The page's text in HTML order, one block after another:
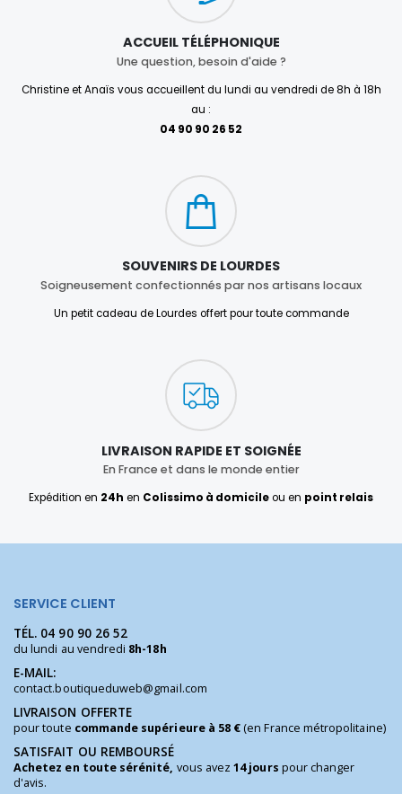
ACCUEIL TÉLÉPHONIQUE
Une question, besoin d'aide ?
Christine et Anaïs vous accueillent du lundi au vendredi de 8h à 18h
au :
04 90 90 26 52
SOUVENIRS DE LOURDES
Soigneusement confectionnés par nos artisans locaux
Un petit cadeau de Lourdes offert pour toute commande
LIVRAISON RAPIDE ET SOIGNÉE
En France et dans le monde entier
Expédition en 24h en Colissimo à domicileou en point relais
SERVICE CLIENT
TÉL. 04 90 90 26 52
du lundi au vendredi 8h-18h
E-MAIL:
contact.boutiqueduweb@gmail.com
LIVRAISON OFFERTE
pour toute commande supérieure à 58 €(en France métropolitaine)
SATISFAIT OU REMBOURSÉ
Achetez en toute sérénité, vous avez14 jours pour changer
d'avis.